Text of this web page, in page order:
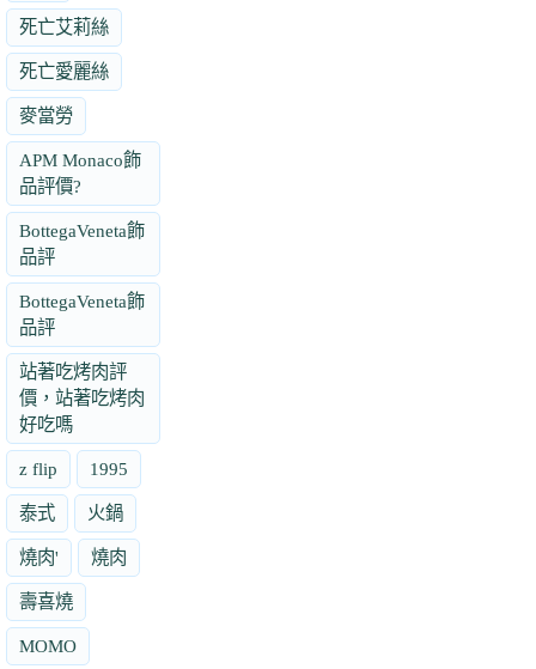
死亡艾莉絲
死亡愛麗絲
麥當勞
APM Monaco飾
品評價?
BottegaVeneta飾
品評
BottegaVeneta飾
品評
站著吃烤肉評
價，站著吃烤肉
好吃嗎
z flip 1995
泰式 火鍋
燒肉' 燒肉
壽喜燒
MOMO